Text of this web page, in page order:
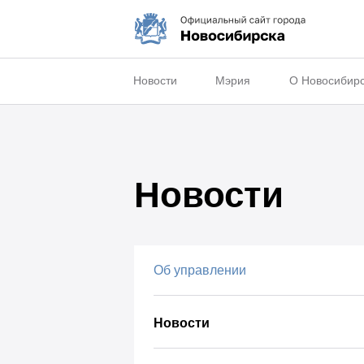
Новости Мэрия О
Новости
Об управлении
Новости